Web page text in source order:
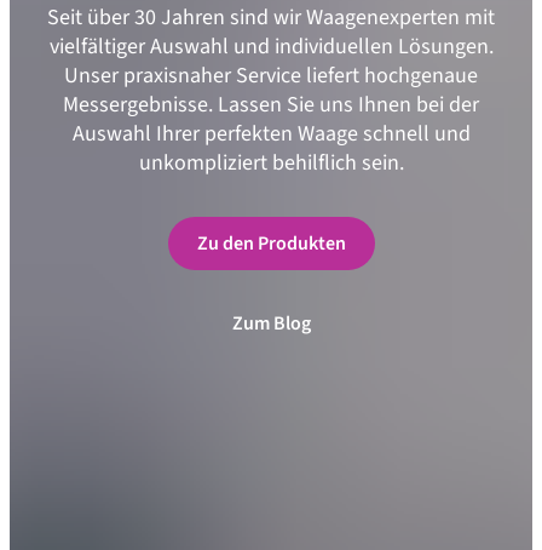
Seit über 30 Jahren sind wir Waagenexperten mit
vielfältiger Auswahl und individuellen Lösungen.
Unser praxisnaher Service liefert hochgenaue
Messergebnisse. Lassen Sie uns Ihnen bei der
Auswahl Ihrer perfekten Waage schnell und
unkompliziert behilflich sein.
Zu den Produkten
Zum Blog